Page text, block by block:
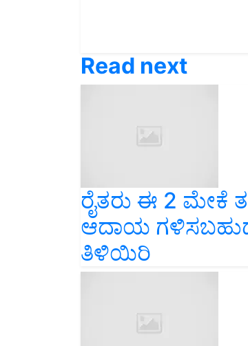
ರೈತರು ಈ 2 ಮೇಕೆ
ಆದಾಯ
ತಿಳಿಯಿರಿ